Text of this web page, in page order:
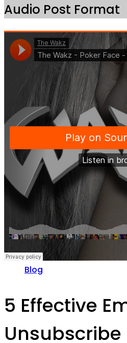
Audio Post Format
Blog
5 Effective
Unsubscribe